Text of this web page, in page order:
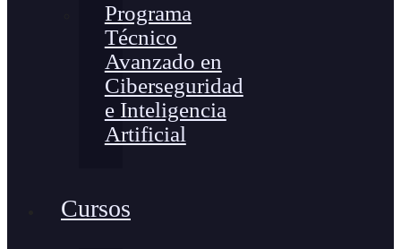
Programa
Técnico
Avanzado en
Ciberseguridad
e Inteligencia
Artificial
Cursos